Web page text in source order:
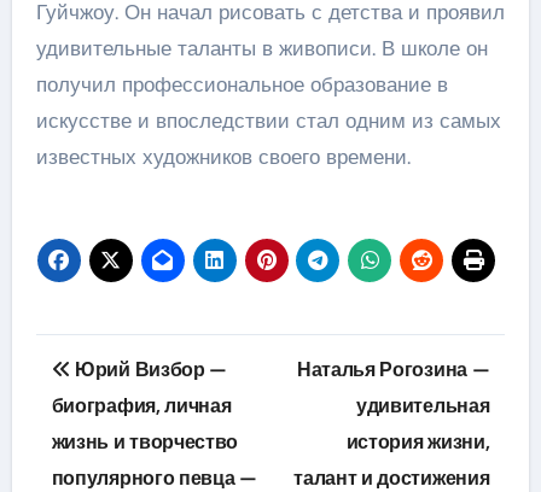
Гуйчжоу. Он начал рисовать с детства и проявил
удивительные таланты в живописи. В школе он
получил профессиональное образование в
искусстве и впоследствии стал одним из самых
известных художников своего времени.
Навигация
по
записям
Юрий Визбор —
биография, личная
жизнь и творчество
популярного певца —
Наталья Рогозина —
удивительная
история жизни,
талант и достижения